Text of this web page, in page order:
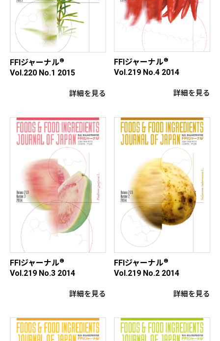
FFIジャーナル®
Vol.220 No.1 2015
詳細を見る
FFIジャーナル®
Vol.219 No.4 2014
詳細を見る
FFIジャーナル®
Vol.219 No.3 2014
詳細を見る
FFIジャーナル®
Vol.219 No.2 2014
詳細を見る